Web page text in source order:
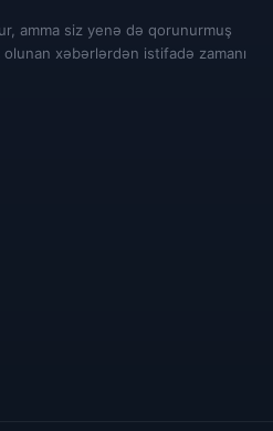
amma siz yenə də qorunurmuş
xəbərlərdən istifadə zamanı